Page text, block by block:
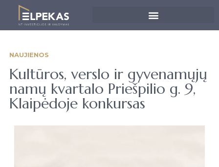
NAUJIENOS
Kultūros, verslo ir gyvenamųjų
namų kvartalo Priešpilio g. 9,
Klaipėdoje konkursas